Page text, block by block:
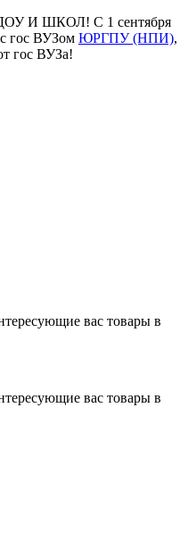
И ШКОЛ! С 1 сентября
гос ВУЗом ЮРГПУ (НПИ),
гос ВУЗа!
вас товары в
вас товары в